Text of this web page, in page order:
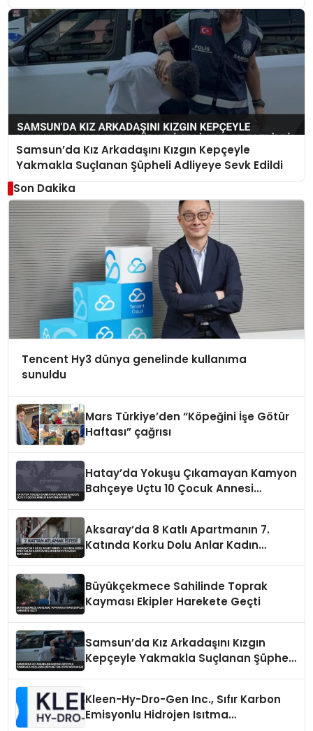
Samsun’da Kız Arkadaşını Kızgın Kepçeyle
Yakmakla Suçlanan Şüpheli Adliyeye Sevk Edildi
Son Dakika
Tencent Hy3 dünya genelinde kullanıma
sunuldu
Mars Türkiye’den “Köpeğini İşe Götür
Haftası” çağrısı
Hatay’da Yokuşu Çıkamayan Kamyon
Bahçeye Uçtu 10 Çocuk Annesi
Aksaray’da 8 Katlı Apartmanın 7.
Katında Korku Dolu Anlar Kadın
Büyükçekmece Sahilinde Toprak
Kayması Ekipler Harekete Geçti
Samsun’da Kız Arkadaşını Kızgın
Kepçeyle Yakmakla Suçlanan Şüpheli
Kleen-Hy-Dro-Gen Inc., Sıfır Karbon
Emisyonlu Hidrojen Isıtma